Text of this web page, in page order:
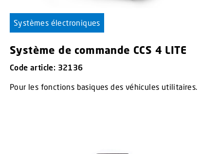
Systèmes électroniques
Système de commande CCS 4 LITE
Code article: 32136
Pour les fonctions basiques des véhicules utilitaires.